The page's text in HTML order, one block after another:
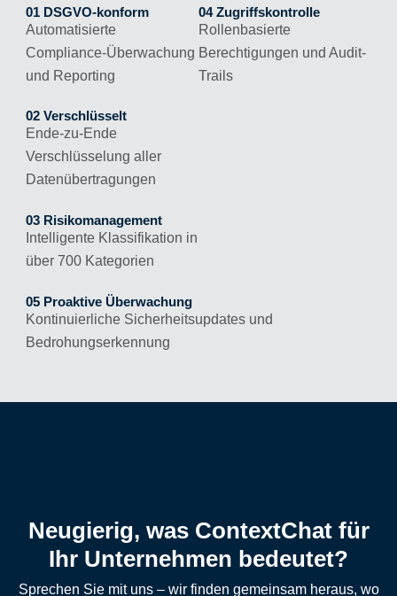
01 DSGVO-konform
Automatisierte
Compliance-Überwachung
und Reporting
02 Verschlüsselt
Ende-zu-Ende
Verschlüsselung aller
Datenübertragungen
03 Risikomanagement
Intelligente Klassifikation in
über 700 Kategorien
04 Zugriffskontrolle
Rollenbasierte
Berechtigungen und Audit-
Trails
05 Proaktive Überwachung
Kontinuierliche Sicherheitsupdates und
Bedrohungserkennung
Neugierig, was ContextChat für
Ihr Unternehmen bedeutet?
Sprechen Sie mit uns – wir finden gemeinsam heraus, wo